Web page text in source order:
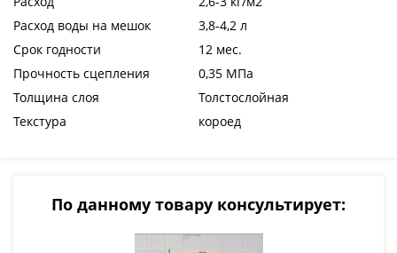
Расход воды на мешок
3,8-4,2 л
Срок годности
12 мес.
Прочность сцепления
0,35 МПа
Толщина слоя
Толстослойная
Текстура
короед
По данному товару консультирует: